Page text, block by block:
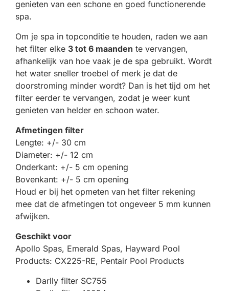
genieten van een schone en goed functionerende
spa.
Om je spa in topconditie te houden, raden we aan
het filter elke 3 tot 6 maanden te vervangen,
afhankelijk van hoe vaak je de spa gebruikt. Wordt
het water sneller troebel of merk je dat de
doorstroming minder wordt? Dan is het tijd om het
filter eerder te vervangen, zodat je weer kunt
genieten van helder en schoon water.
Afmetingen filter
Lengte: +/- 30 cm
Diameter: +/- 12 cm
Onderkant: +/- 5 cm opening
Bovenkant: +/- 5 cm opening
Houd er bij het opmeten van het filter rekening
mee dat de afmetingen tot ongeveer 5 mm kunnen
afwijken.
Geschikt voor
Apollo Spas, Emerald Spas, Hayward Pool
Products: CX225-RE, Pentair Pool Products
Darlly filter SC755